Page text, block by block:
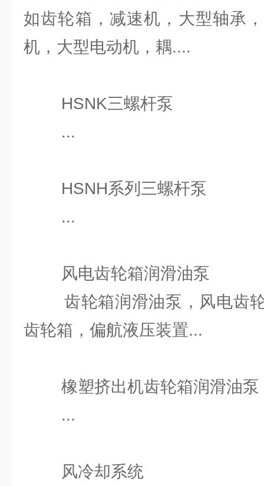
如齿轮箱，减速机，大型轴承
机，大型电动机，耦....
HSNK三螺杆泵
...
HSNH系列三螺杆泵
...
风电齿轮箱润滑油泵
齿轮箱润滑油泵，风电齿轮
齿轮箱，偏航液压装置...
橡塑挤出机齿轮箱润滑油泵
...
风冷却系统